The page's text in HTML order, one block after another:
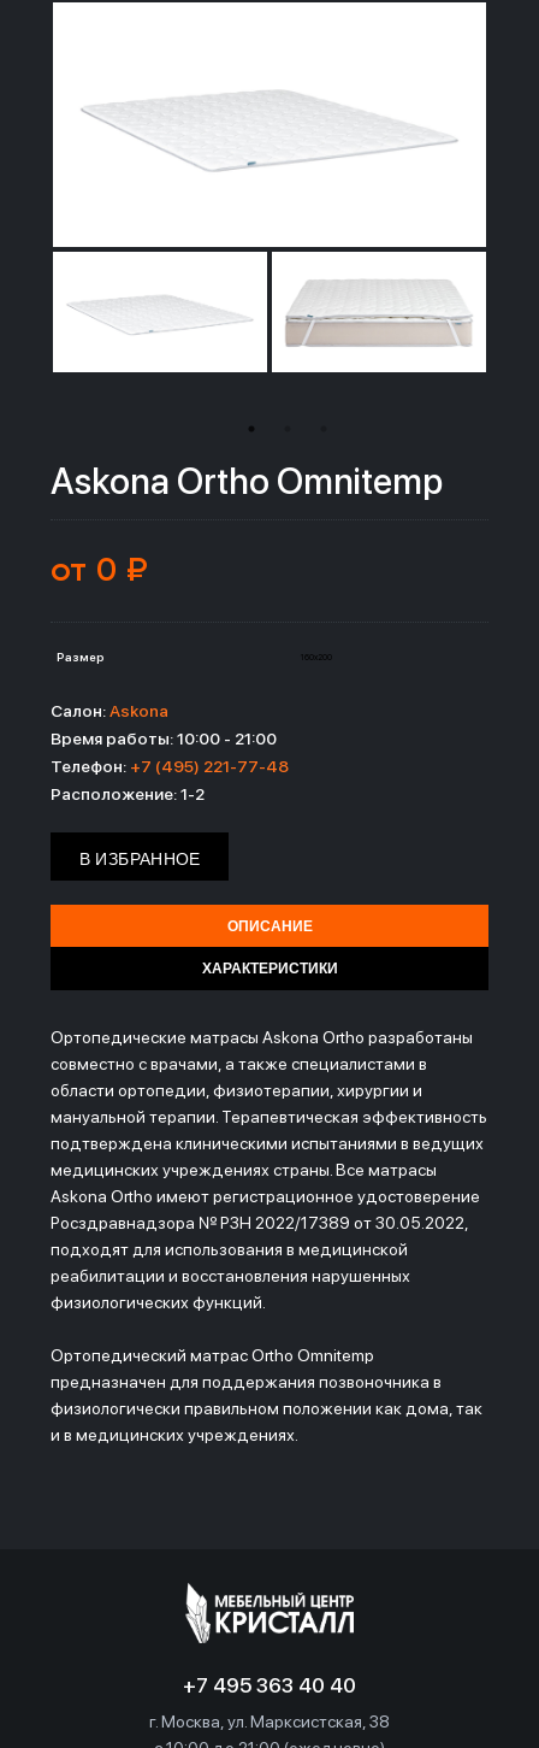
Askona Ortho Omnitemp
от 0 ₽
Размер 160x200
Салон:Askona
Время работы: 10:00 - 21:00
Телефон: ‎+7 (495) 221-77-48
Расположение: 1-2
В ИЗБРАННОЕ
ОПИСАНИЕ
ХАРАКТЕРИСТИКИ
Ортопедические матрасы Askona Ortho разработаны
совместно с врачами, а также специалистами в
области ортопедии, физиотерапии, хирургии и
мануальной терапии. Терапевтическая эффективность
подтверждена клиническими испытаниями в ведущих
медицинских учреждениях страны. Все матрасы
Askona Ortho имеют регистрационное удостоверение
Росздравнадзора № РЗН 2022/17389 от 30.05.2022,
подходят для использования в медицинской
реабилитации и восстановления нарушенных
физиологических функций.
Ортопедический матрас Ortho Omnitemp
предназначен для поддержания позвоночника в
физиологически правильном положении как дома, так
и в медицинских учреждениях.
+7 495 363 40 40
г. Москва, ул. Марксистская, 38